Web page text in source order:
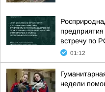
встречу по
01:12
недели